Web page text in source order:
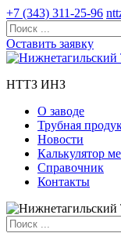
+7 (343) 311-25-96
Оставить заявку
НТТЗ ИНЗ
О заводе
Трубная
Новости
Калькулятор
Справочник
Контакты